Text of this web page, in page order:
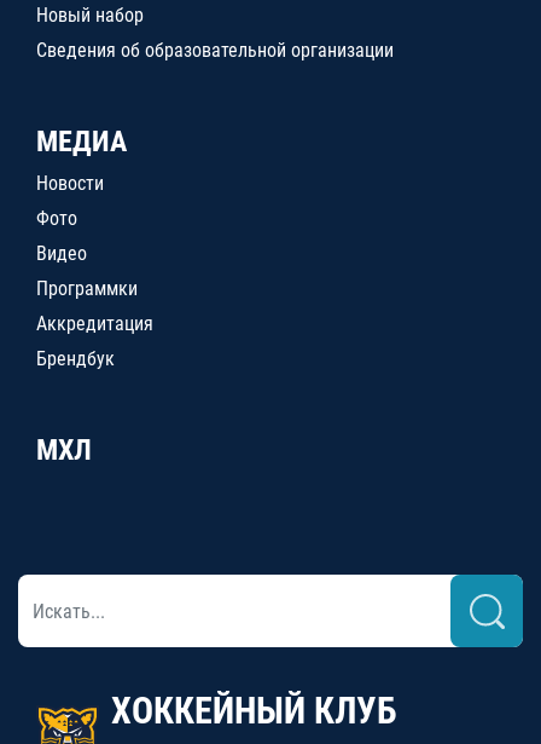
Новый набор
Сведения об образовательной организации
МЕДИА
Новости
Фото
Видео
Программки
Аккредитация
Брендбук
МХЛ
ХОККЕЙНЫЙ КЛУБ